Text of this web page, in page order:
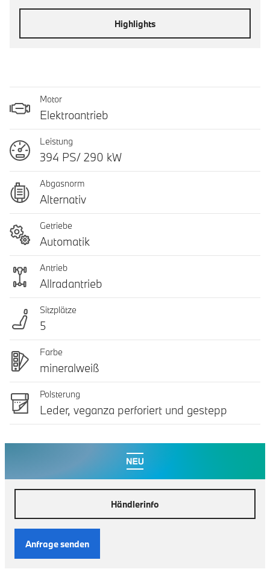
Highlights
Motor
Elektroantrieb
Leistung
394 PS/ 290 kW
Abgasnorm
Alternativ
Getriebe
Automatik
Antrieb
Allradantrieb
Sitzplätze
5
Farbe
mineralweiß
Polsterung
Leder, veganza perforiert und gestepp
Händlerinfo
Anfrage senden